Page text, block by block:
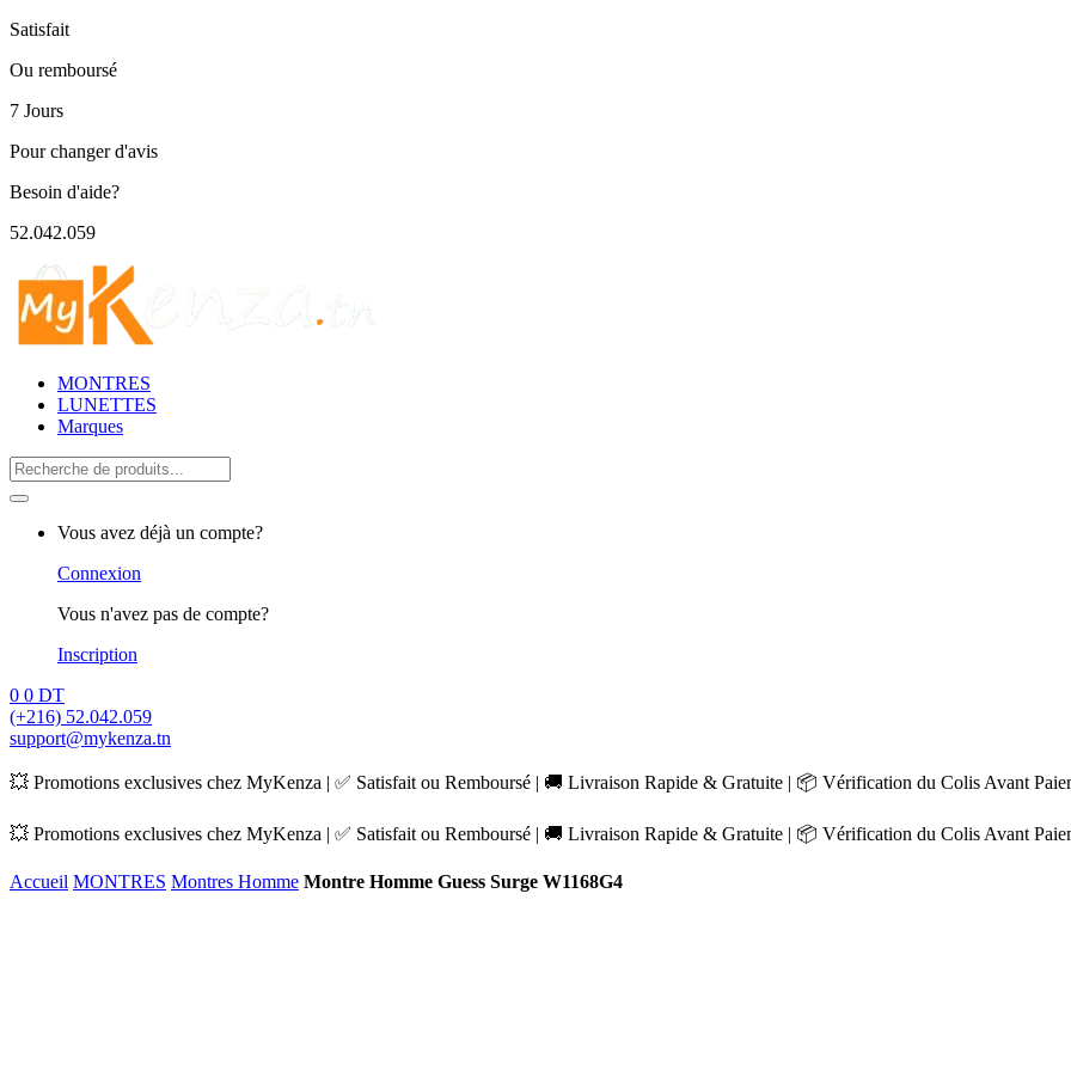
Satisfait
Ou remboursé
7 Jours
Pour changer d'avis
Besoin d'aide?
52.042.059
MONTRES
LUNETTES
Marques
Search
for:
Vous avez déjà un compte?
Connexion
Vous n'avez pas de compte?
Inscription
0 0 DT
(+216) 52.042.059
support@mykenza.tn
💥 Promotions exclusives chez MyKenza | ✅ Satisfait ou Remboursé | 🚚 Livraison Rapide & Gratuite | 📦 Vérification du Colis Avant
💥 Promotions exclusives chez MyKenza | ✅ Satisfait ou Remboursé | 🚚 Livraison Rapide & Gratuite | 📦 Vérification du Colis Avant
Accueil MONTRES Montres Homme Montre Homme Guess Surge W1168G4